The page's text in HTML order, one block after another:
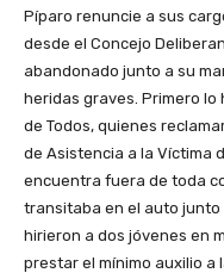
Píparo renuncie a sus
desde el Concejo
abandonado junto a su
heridas graves. Primero lo
de Todos, quienes
de Asistencia a la Víctima
encuentra fuera de toda
transitaba en el auto
hirieron a dos jóvenes en
prestar el mínimo auxilio a